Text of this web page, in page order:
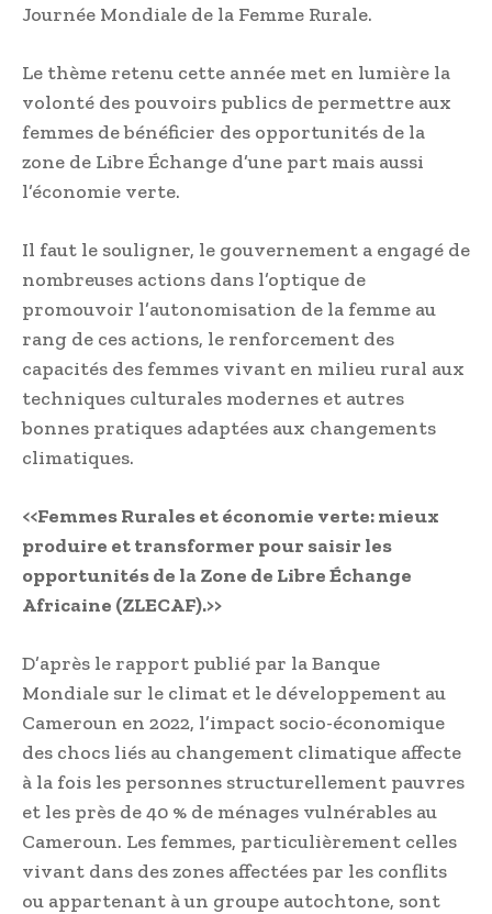
Journée Mondiale de la Femme Rurale.
Le thème retenu cette année met en lumière la
volonté des pouvoirs publics de permettre aux
femmes de bénéficier des opportunités de la
zone de Libre Échange d’une part mais aussi
l’économie verte.
Il faut le souligner, le gouvernement a engagé de
nombreuses actions dans l’optique de
promouvoir l’autonomisation de la femme au
rang de ces actions, le renforcement des
capacités des femmes vivant en milieu rural aux
techniques culturales modernes et autres
bonnes pratiques adaptées aux changements
climatiques.
<<Femmes Rurales et économie verte: mieux
produire et transformer pour saisir les
opportunités de la Zone de Libre Échange
Africaine (ZLECAF).>>
D’après le rapport publié par la Banque
Mondiale sur le climat et le développement au
Cameroun en 2022, l’impact socio-économique
des chocs liés au changement climatique affecte
à la fois les personnes structurellement pauvres
et les près de 40 % de ménages vulnérables au
Cameroun. Les femmes, particulièrement celles
vivant dans des zones affectées par les conflits
ou appartenant à un groupe autochtone, sont